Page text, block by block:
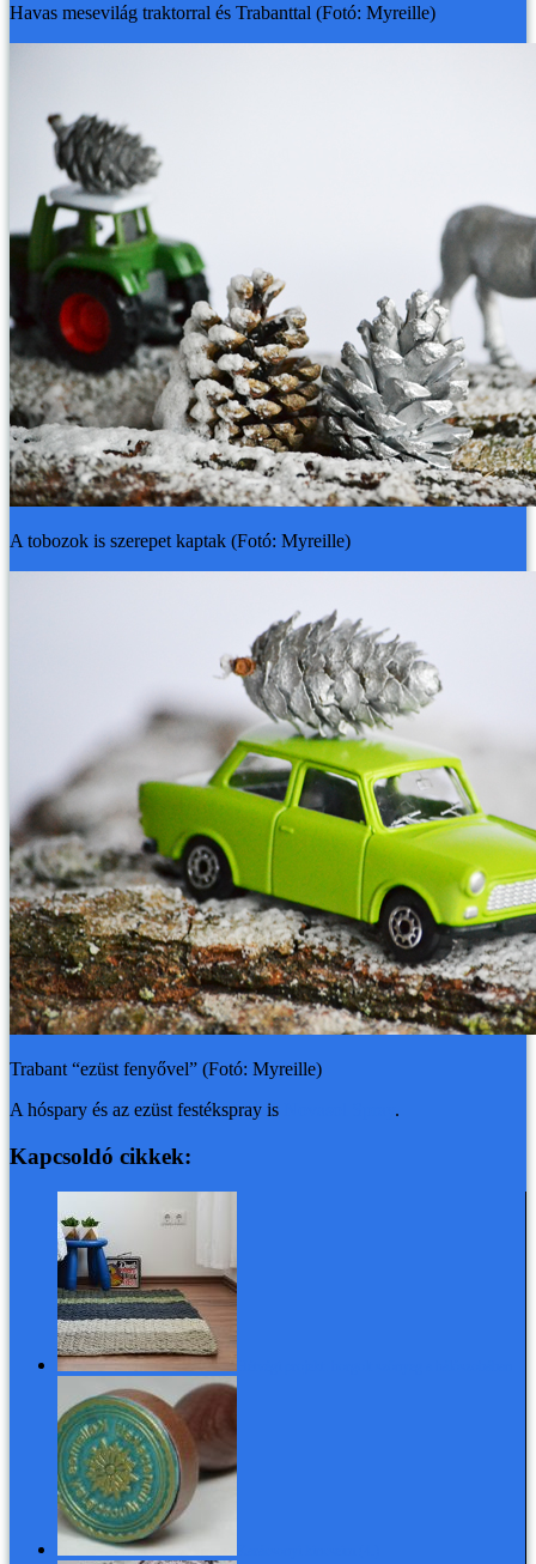
Havas mesevilág traktorral és Trabanttal (Fotó: Myreille)
A tobozok is szerepet kaptak (Fotó: Myreille)
Trabant “ezüst fenyővel” (Fotó: Myreille)
A hóspary és az ezüst festékspray is
.
Kapcsoldó cikkek: